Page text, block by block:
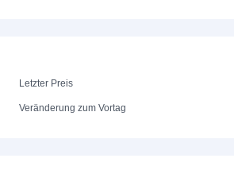
Letzter Preis
Veränderung zum Vortag